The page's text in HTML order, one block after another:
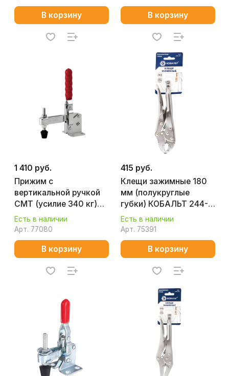
В корзину В корзину
1 410 руб.
Прижим с
вертикальной ручкой
CMT (усилие 340 кг)
GH-12265
Есть в наличии
Арт. 77080
В корзину
415 руб.
Клещи зажимные 180
мм (полукруглые
губки) КОБАЛЬТ 244-
247
Есть в наличии
Арт. 75391
В корзину